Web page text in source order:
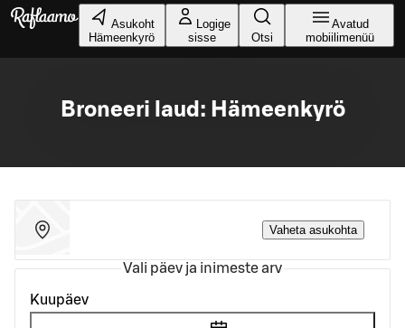
Liigu peamise sisu juurde
Asukoht
Hämeenkyrö
Logige
sisse
Otsi
Avatud
mobiilimenüü
Broneeri laud: Hämeenkyrö
Vaheta asukohta
Vali päev ja inimeste arv
Kuupäev